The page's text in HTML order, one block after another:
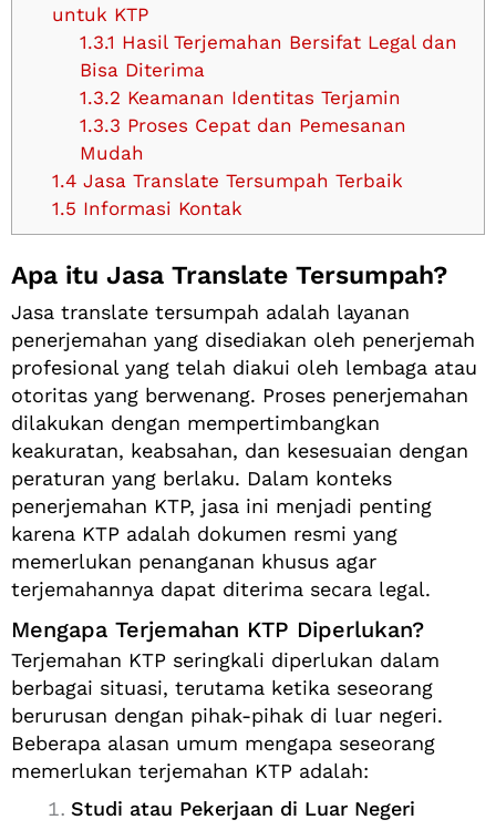
untuk KTP
1.3.1 Hasil Terjemahan Bersifat Legal dan
Bisa Diterima
1.3.2 Keamanan Identitas Terjamin
1.3.3 Proses Cepat dan Pemesanan
Mudah
1.4Jasa Translate Tersumpah Terbaik
1.5 Informasi Kontak
Apa itu Jasa Translate Tersumpah?
Jasa translate tersumpah adalah layanan
penerjemahan yang disediakan oleh penerjemah
profesional yang telah diakui oleh lembaga atau
otoritas yang berwenang. Proses penerjemahan
dilakukan dengan mempertimbangkan
keakuratan, keabsahan, dan kesesuaian dengan
peraturan yang berlaku. Dalam konteks
penerjemahan KTP, jasa ini menjadi penting
karena KTP adalah dokumen resmi yang
memerlukan penanganan khusus agar
terjemahannya dapat diterima secara legal.
Mengapa Terjemahan KTP Diperlukan?
Terjemahan KTP seringkali diperlukan dalam
berbagai situasi, terutama ketika seseorang
berurusan dengan pihak-pihak di luar negeri.
Beberapa alasan umum mengapa seseorang
memerlukan terjemahan KTP adalah:
Studi atau Pekerjaan di Luar Negeri